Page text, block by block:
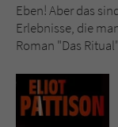
Eben! Aber das
Erlebnisse, die
Roman "Das